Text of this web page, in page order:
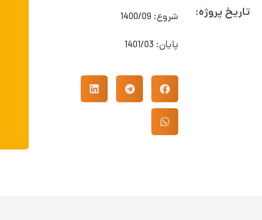
تاریخ پروژه:
شروع: 1400/09
پایان: 1401/03